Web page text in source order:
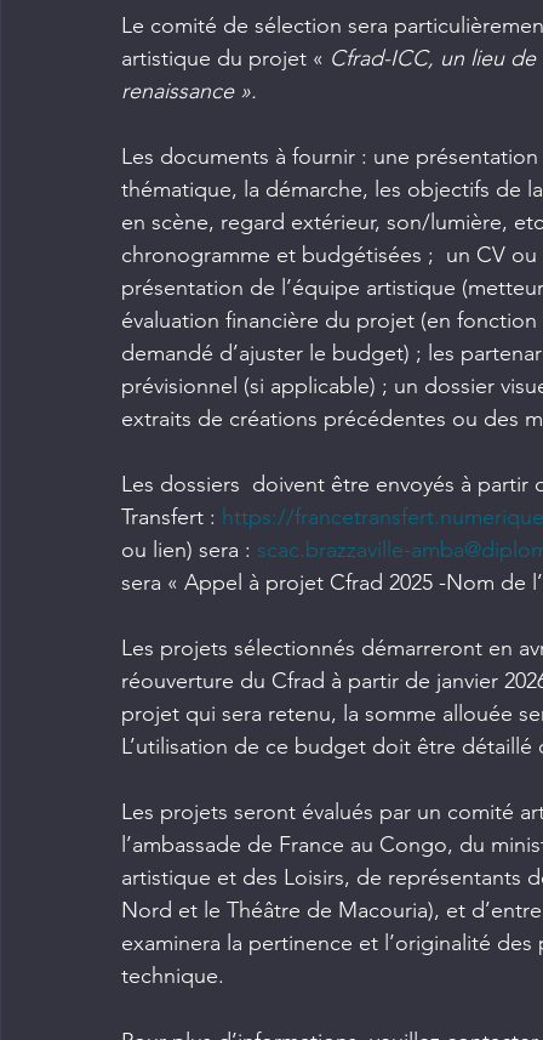
Le comité de sélection sera
artistique du projet « Cfrad-ICC, un lieu
renaissance ».
Les documents à fournir : une
thématique, la démarche, les objectifs de
en scène, regard extérieur, son/lumière,
chronogramme et budgétisées ;  un CV
présentation de l’équipe artistique
évaluation financière du projet (en
demandé d’ajuster le budget) ; les
prévisionnel (si applicable) ; un dossier
extraits de créations précédentes ou des
Les dossiers  doivent être envoyés à partir
Transfert : https://
ou lien) sera : scac.brazzaville-
sera « Appel à projet Cfrad 2025 -Nom de
Les projets sélectionnés démarreront en
réouverture du Cfrad à partir de janvier
projet qui sera retenu, la somme allouée
L’utilisation de ce budget doit être
Les projets seront évalués par un comité
l’ambassade de France au Congo, du
artistique et des Loisirs, de représentants
Nord et le Théâtre de Macouria), et
examinera la pertinence et l’originalité
technique.